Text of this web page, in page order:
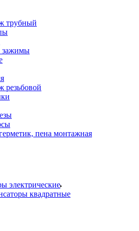
трубный
зажимы
резьбовой
пена монтажная
электрические
квадратные